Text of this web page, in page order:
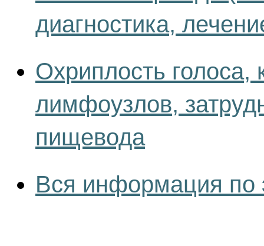
диагностика,
Охриплость
лимфоузлов,
пищевода
Вся информация по